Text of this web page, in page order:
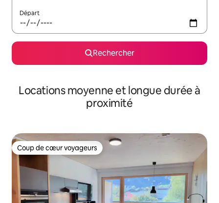
Départ
Rechercher
Locations moyenne et longue durée à
proximité
Coup de cœur voyageurs
Coup de cœur voyageurs